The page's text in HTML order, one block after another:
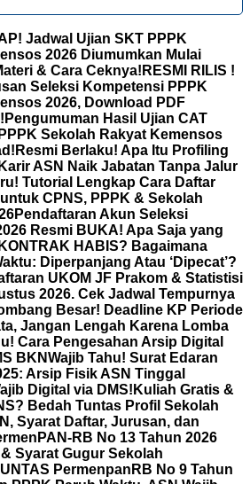
Jadwal Ujian SKT PPPK
2026 Diumumkan Mulai
& Cara Ceknya! RESMI RILIS !
Seleksi Kompetensi PPPK
2026, Download PDF
Pengumuman Hasil Ujian CAT
Sekolah Rakyat Kemensos
Resmi Berlaku! Apa Itu Profiling
ASN Naik Jabatan Tanpa Jalur
Tutorial Lengkap Cara Daftar
CPNS, PPPK & Sekolah
Pendaftaran Akun Seleksi
Resmi BUKA! Apa Saja yang
KONTRAK HABIS? Bagaimana
Diperpanjang Atau ‘Dipecat’?
UKOM JF Prakom & Statistisi
2026. Cek Jadwal Tempurnya
Besar! Deadline KP Periode
Jangan Lengah Karena Lomba
Cara Pengesahan Arsip Digital
BKNWajib Tahu! Surat Edaran
Arsip Fisik ASN Tinggal
Digital via DMS! Kuliah Gratis &
Bedah Tuntas Profil Sekolah
Syarat Daftar, Jurusan, dan
RB No 13 Tahun 2026
Syarat Gugur Sekolah
PermenpanRB No 9 Tahun